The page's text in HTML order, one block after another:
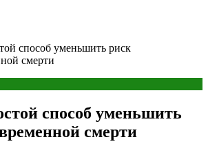
способ уменьшить риск
смерти
способ уменьшить
смерти